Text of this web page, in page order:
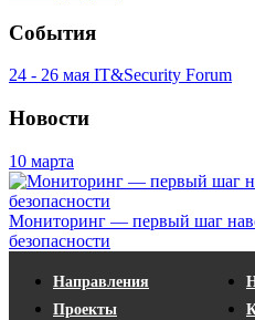
События
24 - 26 мая IT&Security Forum
Новости
10 марта
Мониторинг — первый шаг
безопасности
Направления
Проекты